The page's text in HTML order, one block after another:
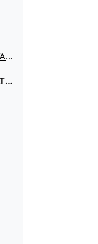
F. CONTRÔLES COMPLÉMENTAIRES
VIII. STRUCTURER L'APPLICATION